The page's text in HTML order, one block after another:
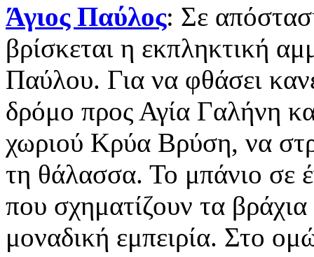
Άγιος Παύλος: Σε
βρίσκεται η εκπληκτική
Παύλου. Για να φθάσει
δρόμο προς Αγία Γαλήνη
χωριού Κρύα Βρύση, να
τη θάλασσα. Το μπάνιο σε
που σχηματίζουν τα
μοναδική εμπειρία. Στο